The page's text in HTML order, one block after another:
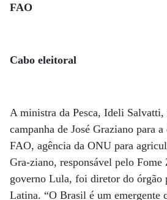
FAO
Cabo eleitoral
A ministra da Pesca, Ideli Salvatti,
campanha de José Graziano para
FAO, agência da ONU para
Gra-ziano, responsável pelo
governo Lula, foi diretor do órgão
Latina. “O Brasil é um emergente